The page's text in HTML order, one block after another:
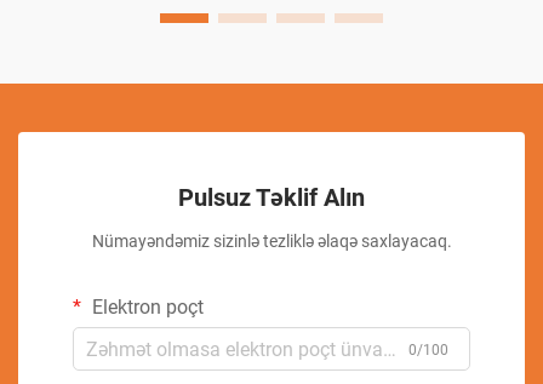
Pulsuz Təklif Alın
Nümayəndəmiz sizinlə tezliklə əlaqə saxlayacaq.
Elektron poçt
0/100